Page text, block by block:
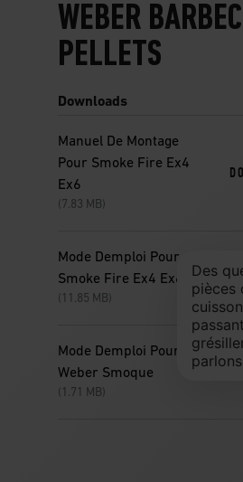
WEBER
PELLETS
Downloads
Manuel De Montage
Pour Smoke Fire Ex4
Ex6
(7.83 MB)
Mode Demploi Pour
Smoke Fire Ex4 Ex6 2
(11.85 MB)
Mode Demploi Pour
Weber Smoque
(1.71 MB)